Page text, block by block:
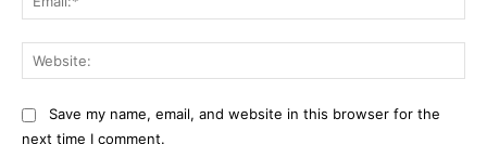
Save my name, email, and website in this browser for the
next time I comment.